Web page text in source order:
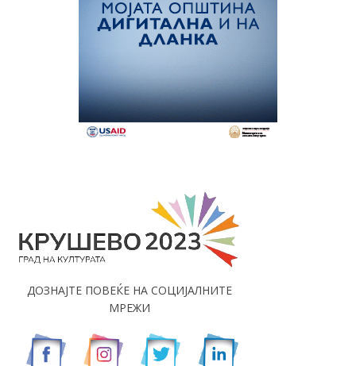
ДОЗНАЈТЕ ПОВЕЌЕ НА СОЦИЈАЛНИТЕ
МРЕЖИ